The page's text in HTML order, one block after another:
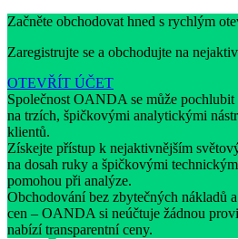
Začněte obchodovat hned s rychlým
Zaregistrujte se a obchodujte na
OTEVŘÍT ÚČET
Společnost OANDA se může
na trzích, špičkovými analytickými
klientů.
Získejte přístup k nejaktivnějším
na dosah ruky a špičkovými
pomohou při analýze.
Obchodování bez zbytečných nákladů
cen – OANDA si neúčtuje žádnou
nabízí transparentní ceny.